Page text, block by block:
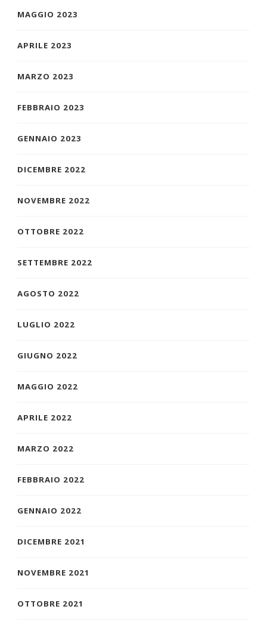
MAGGIO 2023
APRILE 2023
MARZO 2023
FEBBRAIO 2023
GENNAIO 2023
DICEMBRE 2022
NOVEMBRE 2022
OTTOBRE 2022
SETTEMBRE 2022
AGOSTO 2022
LUGLIO 2022
GIUGNO 2022
MAGGIO 2022
APRILE 2022
MARZO 2022
FEBBRAIO 2022
GENNAIO 2022
DICEMBRE 2021
NOVEMBRE 2021
OTTOBRE 2021